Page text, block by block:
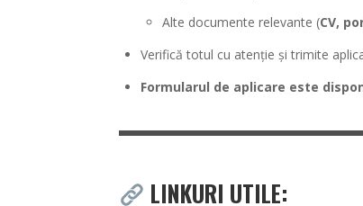
Alte documente relevante (CV,
Verifică totul cu atenție și trimite
Formularul de aplicare este
LINKURI UTILE: